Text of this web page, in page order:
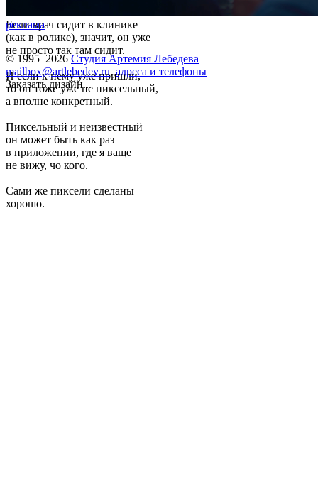
Если врач сидит в клинике
(как в ролике), значит, он уже
не просто так там сидит.
И если к нему уже пришли,
то он тоже уже не пиксельный,
а вполне конкретный.
Пиксельный и неизвестный
он может быть как раз
в приложении, где я ваще
не вижу, чо кого.
Сами же пиксели сделаны
хорошо.
реклама
© 1995–2026 Студия Артемия Лебедева
mailbox@artlebedev.ru, адреса и телефоны
Заказать дизайн...